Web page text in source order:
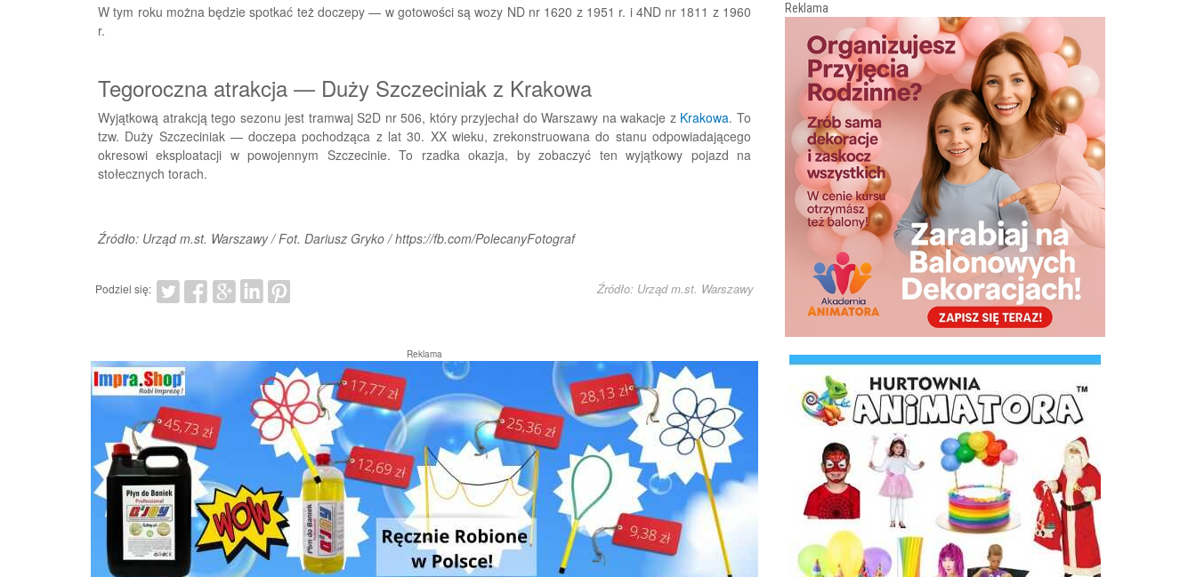
W tym roku można będzie spotkać też doczepy — w gotowości są wozy ND nr 1620 z 1951 r. i 4ND nr 1811 z 1960
r.
Tegoroczna atrakcja — Duży Szczeciniak z Krakowa
Wyjątkową atrakcją tego sezonu jest tramwaj S2D nr 506, który przyjechał do Warszawy na wakacje z Krakowa. To
tzw. Duży Szczeciniak — doczepa pochodząca z lat 30. XX wieku, zrekonstruowana do stanu odpowiadającego
okresowi eksploatacji w powojennym Szczecinie. To rzadka okazja, by zobaczyć ten wyjątkowy pojazd na
stołecznych torach.
Źródło: Urząd m.st. Warszawy / Fot. Dariusz Gryko / https://fb.com/PolecanyFotograf
Podziel się: Źródło: Urząd m.st. Warszawy
Reklama
Reklama